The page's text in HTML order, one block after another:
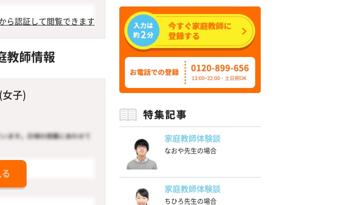
ら認証して閲覧できます
教師情報
女子)
家庭教師体験談
なおや先生の場合
家庭教師体験談
ちひろ先生の場合